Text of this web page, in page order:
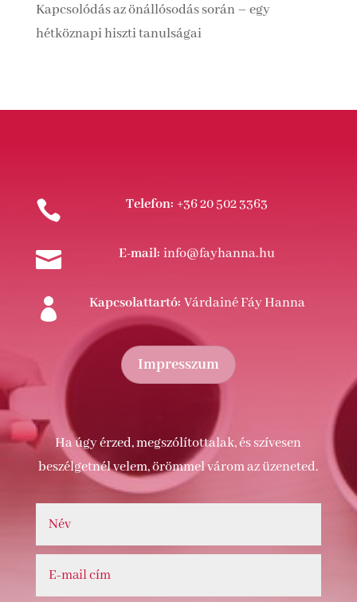
Kapcsolódás az önállósodás során – egy
hétköznapi hiszti tanulságai
 Telefon: +36 20 502 3363
 E-mail: info@fayhanna.hu
 Kapcsolattartó: Várdainé Fáy Hanna
Impresszum
Ha úgy érzed, megszólítottalak, és szívesen
beszélgetnél velem, örömmel várom az üzeneted.